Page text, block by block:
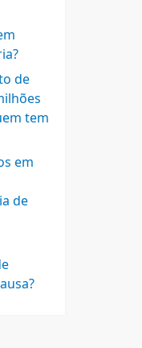
de
tem
em
de